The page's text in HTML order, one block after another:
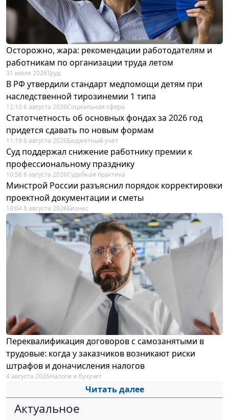
Осторожно, жара: рекомендации работодателям и
работникам по организации труда летом
31 июля 2026Труд
В РФ утвердили стандарт медпомощи детям при
наследственной тирозинемии 1 типа
12:10 6 августа 2026Социальная сфера
Статотчетность об основных фондах за 2026 год
придется сдавать по новым формам
11:19 6 августа 2026Бюджетный учет
Суд поддержал снижение работнику премии к
профессиональному празднику
10:58 6 августа 2026Судебная практика
Минстрой России разъяснил порядок корректировки
проектной документации и сметы
10:04 6 августа 2026Бизнес
Переквалификация договоров с самозанятыми в
трудовые: когда у заказчиков возникают риски
штрафов и доначисления налогов
4 августа 2026Налоги и бухучет
Читать далее
Актуальное